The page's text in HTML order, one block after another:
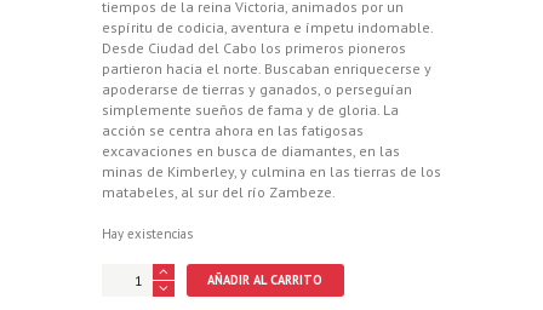
tiempos de la reina Victoria, animados por un
espíritu de codicia, aventura e ímpetu indomable.
Desde Ciudad del Cabo los primeros pioneros
partieron hacia el norte. Buscaban enriquecerse y
apoderarse de tierras y ganados, o perseguían
simplemente sueños de fama y de gloria. La
acción se centra ahora en las fatigosas
excavaciones en busca de diamantes, en las
minas de Kimberley, y culmina en las tierras de los
matabeles, al sur del río Zambeze.
Hay existencias
HOMBRES
AÑADIR AL CARRITO